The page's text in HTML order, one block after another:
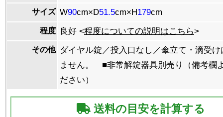
サイズ W90cm×D51.5cm×H179cm
程度 良好 <程度についての説明はこちら>
その他 ダイヤル錠／投入口なし／傘立て・滴受
ません。 ■非常解錠器具別売り（備考欄
ださい）
送料の目安を計算する